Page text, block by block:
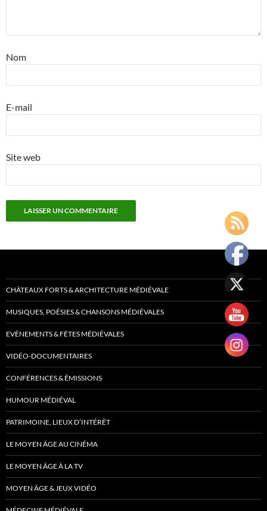
Nom
E-mail
Site web
CHÂTEAUX FORTS & ARCHITECTURE MÉDIÉVALE
MUSIQUES, POÉSIES & CHANSONS MÉDIÉVALES
EVÈNEMENTS & FÊTES MÉDIÉVALES
VIDÉO-DOCUMENTAIRES
CONFÉRENCES & ÉMISSIONS
HUMOUR MÉDIÉVAL
PATRIMOINE, LIEUX D’INTÉRÊT
LE MOYEN ÂGE AU CINÉMA
LE MOYEN ÂGE À LA TV
MOYEN ÂGE & JEUX VIDÉO